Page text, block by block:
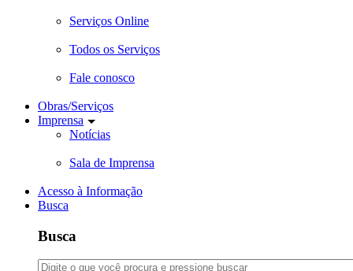
Serviços Online
Todos os Serviços
Fale conosco
Obras/Serviços
Imprensa
Notícias
Sala de Imprensa
Acesso à Informação
Busca
Busca